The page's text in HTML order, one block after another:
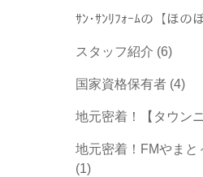
ｻﾝ･ｻﾝﾘﾌｫｰﾑの【ほの
スタッフ紹介 (6)
国家資格保有者 (4)
地元密着！【タウン
地元密着！FMやまと
(1)